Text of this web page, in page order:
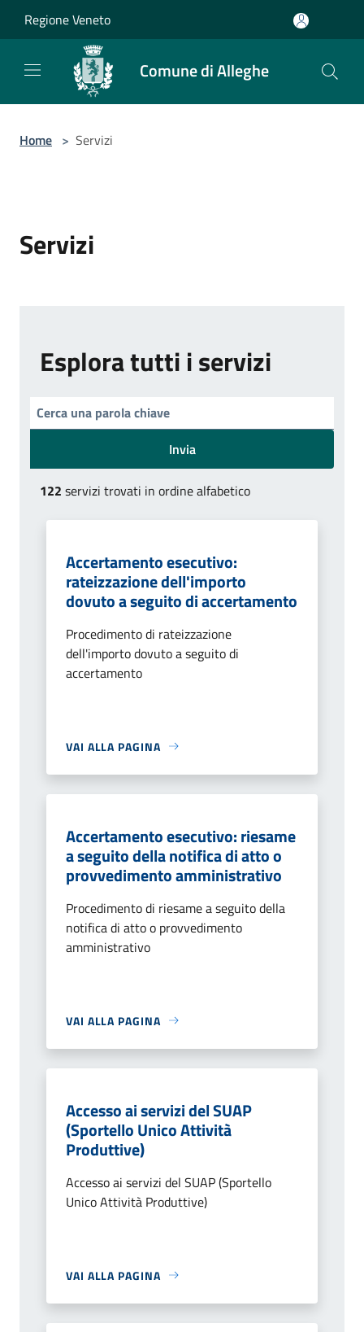
Regione Veneto
Comune di Alleghe
Home > Servizi
Servizi
Esplora tutti i servizi
Invia
122 servizi trovati in ordine alfabetico
Accertamento esecutivo:
rateizzazione dell'importo
dovuto a seguito di accertamento
Procedimento di rateizzazione
dell'importo dovuto a seguito di
accertamento
VAI ALLA PAGINA
Accertamento esecutivo: riesame
a seguito della notifica di atto o
provvedimento amministrativo
Procedimento di riesame a seguito della
notifica di atto o provvedimento
amministrativo
VAI ALLA PAGINA
Accesso ai servizi del SUAP
(Sportello Unico Attività
Produttive)
Accesso ai servizi del SUAP (Sportello
Unico Attività Produttive)
VAI ALLA PAGINA